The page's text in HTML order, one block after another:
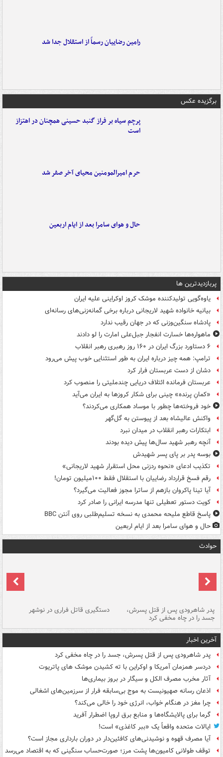
رامین رضاییان رسماً از استقلال جدا شد
برگزیده عکس
پرچم سیاه بر فراز گنبد حسینی همچنان در اهتزاز
است
حرم امیرالمومنین محیای آخر صفر شد
حال و هوای سامرا بعد از ایام اربعین
پربازدیدترین ها
یاوه‌گویی تولیدکننده موشک کروز اوکراینی علیه ایران
بیانیه خانواده شهید لاریجانی درباره برخی گمانه‌زنی‌های رسانه‌ای
پادشاه سنگین‌وزنی که در جهان رقیب ندارد
ماهواره‌ها خسارت انفجار جبل‌علی امارت را لو دادند
۶ دستاورد بزرگ ایران در ۱۶۰ روز رهبری رهبر انقلاب
ترامپ: همه چیز درباره ایران به طور استثنایی خوب پیش می‌رود
دشان از دست عربستان فرار کرد
عربستان فرمانده ائتلاف دریایی چندملیتی را منصوب کرد
«کمانِ پرنده» چینی برای شکار کروزها به ایران می‌آید
خود فروخته‌ها چطور با موساد همکاری می‌کردند؟
واکنش عالیشاه بعد از پیوستن به گل‌گهر
ابتکارات رهبر انقلاب در میدان نبرد
آنچه رهبر شهید سال‌ها پیش دیده بودند
بوسه‌ پدر بر پای پسر شهیدش
تکذیب ادعای «نحوه ردزنی محل استقرار شهید لاریجانی»
رقم فسخ قرارداد رضاییان با استقلال فقط ۱۰۰میلیون تومان!
آیا تینا پاکروان بازهم از ساترا مجوز فعالیت می‌گیرد؟
کویت دستور تعطیلی تنها مدرسه ایرانی را صادر کرد
پاسخ قاطع ملیحه محمدی به نسخه تسلیم‌طلبی روی آنتن BBC
حال و هوای سامرا بعد از ایام اربعین
حوادث
پدر شاهرودی پس از قتل پسرش،
جسد را در چاه مخفی کرد
دستگیری قاتل فراری در نوشهر
آخرین اخبار
پدر شاهرودی پس از قتل پسرش، جسد را در چاه مخفی کرد
دردسر همزمان آمریکا و اوکراین با ته کشیدن موشک های پاتریوت
آثار مخرب مصرف الکل و سیگار در بروز بیماری‌ها
اذعان رسانه صهیونیست به موج بی‌سابقه فرار از سرزمین‌های اشغالی
چرا مغز در هنگام خواب، انرژی خود را خالی می‌کند؟
گرما برای پالایشگاه‌ها و منابع برق اروپا اضطرار آفرید
ایالات متحده واقعاً یک «ببر کاغذی» است!
آیا مصرف قهوه و نوشیدنی‌های کافئین‌دار در دوران بارداری مجاز است؟
توقف طولانی کامیون‌ها پشت مرز؛ صورت‌حساب سنگینی که به اقتصاد می‌رسد